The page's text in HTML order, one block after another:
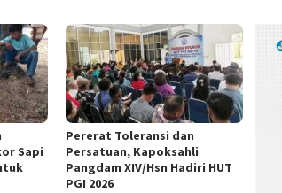
Sapi
Pererat Toleransi dan
Persatuan, Kapoksahli
Pangdam XIV/Hsn Hadiri HUT
PGI 2026